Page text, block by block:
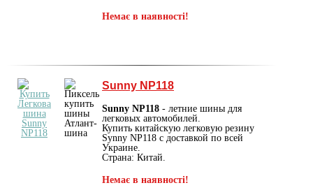
Немає в наявності!
Sunny NP118
Sunny NP118 - летние шины для
легковых автомобилей.
Купить китайскую легковую резину
Synny NP118 с доставкой по всей
Украине.
Страна: Китай.
Немає в наявності!